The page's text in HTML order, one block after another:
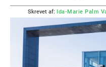
Skrevet af: Ida-Marie Palm